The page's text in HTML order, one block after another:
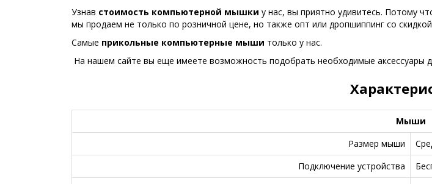
Узнав стоимость компьютерной мышки у нас, вы приятно удивитесь. Потому
мы продаем не только по розничной цене, но также опт или дропшиппинг со
Самые прикольные компьютерные мыши только у нас.
На нашем сайте вы еще имеете возможность подобрать необходимые аксессуары
Мыши
Размер мыши
Подключение устройства